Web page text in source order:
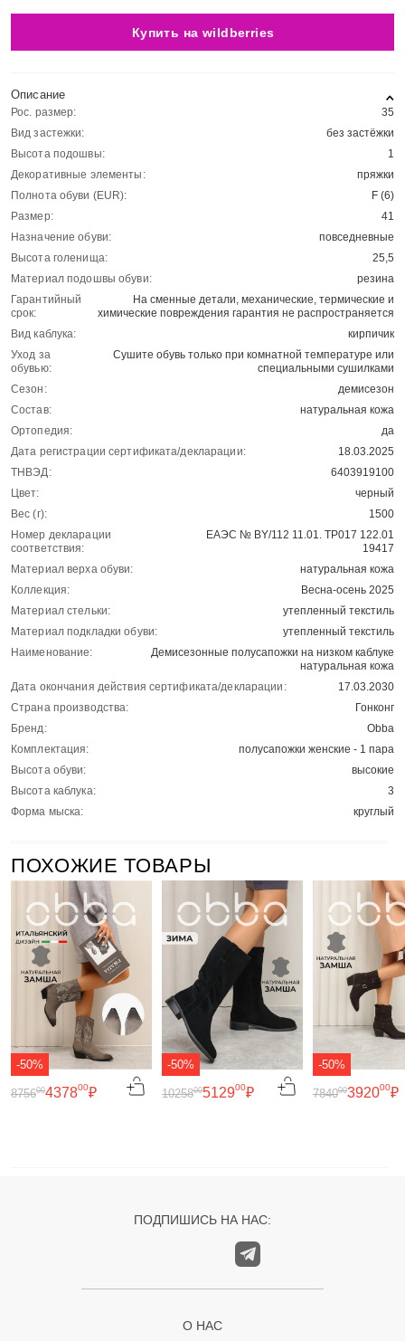
Купить на wildberries
Описание
Рос. размер:
35
Вид застежки:
без застёжки
Высота подошвы:
1
Декоративные элементы:
пряжки
Полнота обуви (EUR):
F (6)
Размер:
41
Назначение обуви:
повседневные
Высота голенища:
25,5
Материал подошвы обуви:
резина
Гарантийный
срок:
На сменные детали, механические, термические и
химические повреждения гарантия не распространяется
Вид каблука:
кирпичик
Уход за
обувью:
Сушите обувь только при комнатной температуре или
специальными сушилками
Сезон:
демисезон
Состав:
натуральная кожа
Ортопедия:
да
Дата регистрации сертификата/декларации:
18.03.2025
ТНВЭД:
6403919100
Цвет:
черный
Вес (г):
1500
Номер декларации
соответствия:
ЕАЭС № BY/112 11.01. ТР017 122.01
19417
Материал верха обуви:
натуральная кожа
Коллекция:
Весна-осень 2025
Материал стельки:
утепленный текстиль
Материал подкладки обуви:
утепленный текстиль
Наименование:
Демисезонные полусапожки на низком каблуке
натуральная кожа
Дата окончания действия сертификата/декларации:
17.03.2030
Страна производства:
Гонконг
Бренд:
Obba
Комплектация:
полусапожки женские - 1 пара
Высота обуви:
высокие
Высота каблука:
3
Форма мыска:
круглый
ПОХОЖИЕ ТОВАРЫ
-50%
437800₽
875600
-50%
512900₽
1025800
-50%
392000₽
784000
ПОДПИШИСЬ НА НАС:
О НАС